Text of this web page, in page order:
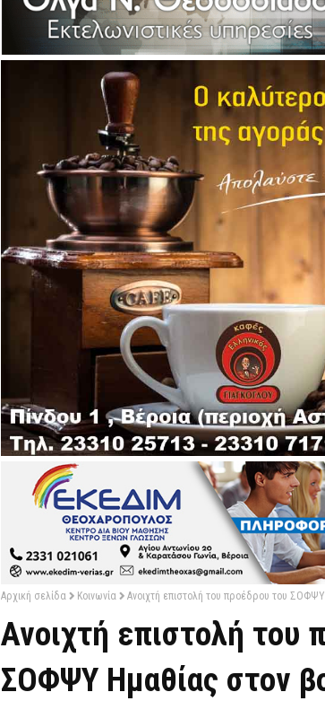
Αρχική σελίδα Κοινωνία Ανοιχτή επιστολή του προέδρου του
Ανοιχτή επιστολή του
ΣΟΦΨΥ Ημαθίας στον